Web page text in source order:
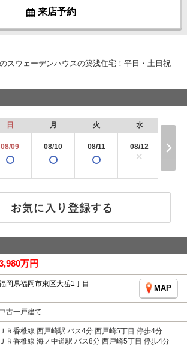
来店予約
スウェーデンハウスの築浅住宅！平日・土日祝
日
08/09
月
08/10
火
08/11
水
08/12
×
万円
岡県福岡市東区大岳1丁目
MAP
古一戸建て
ＪＲ香椎線 西戸崎駅 バス4分 西戸崎5丁目 停歩4分
ＪＲ香椎線 海ノ中道駅 バス8分 西戸崎5丁目 停歩4分